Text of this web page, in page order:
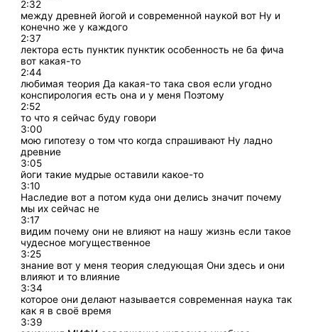
2:32
между древней йогой и современной наукой вот Ну и
конечно же у каждого
2:37
лектора есть пунктик пунктик особенность не ба фича
вот какая-то
2:44
любимая теория Да какая-то така своя если угодно
конспирология есть она и у меня Поэтому
2:52
то что я сейчас буду говори
3:00
мою гипотезу о том что когда спрашивают Ну ладно
древние
3:05
йоги такие мудрые оставили какое-то
3:10
Наследие вот а потом куда они делись значит почему
мы их сейчас не
3:17
видим почему они не влияют на нашу жизнь если такое
чудесное могущественное
3:25
знание вот у меня теория следующая Они здесь и они
влияют и то влияние
3:34
которое они делают называется современная наука так
как я в своё время
3:39